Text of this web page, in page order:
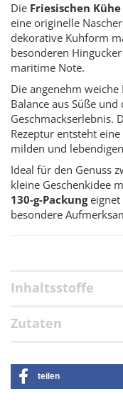
Die Friesischen
eine originelle
dekorative Kuhform
besonderen
maritime Note.
Die angenehm
Balance aus Süße
Geschmackserlebnis.
Rezeptur entsteht
milden und
Ideal für den Genuss
kleine Geschenkidee
130-g-Packungeignet
besondere
Inhaltsstoffe
Zutaten
teilen